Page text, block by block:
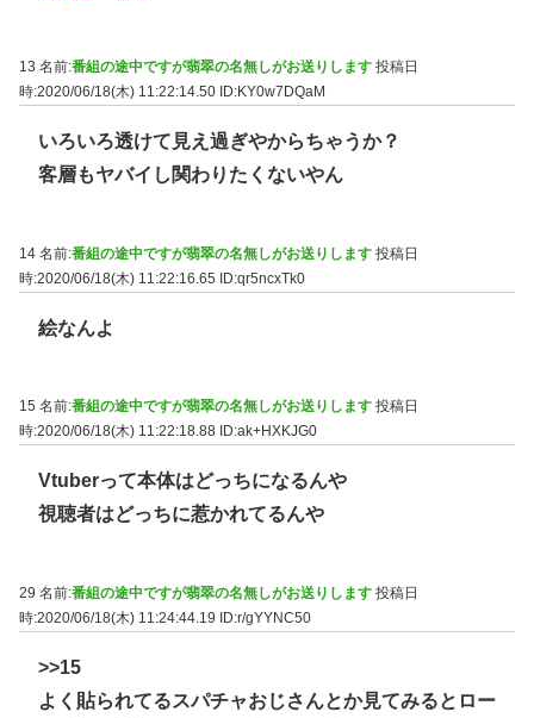
13 名前:番組の途中ですが翡翠の名無しがお送りします 投稿日
時:2020/06/18(木) 11:22:14.50 ID:KY0w7DQaM
いろいろ透けて見え過ぎやからちゃうか？
客層もヤバイし関わりたくないやん
14 名前:番組の途中ですが翡翠の名無しがお送りします 投稿日
時:2020/06/18(木) 11:22:16.65 ID:qr5ncxTk0
絵なんよ
15 名前:番組の途中ですが翡翠の名無しがお送りします 投稿日
時:2020/06/18(木) 11:22:18.88 ID:ak+HXKJG0
Vtuberって本体はどっちになるんや
視聴者はどっちに惹かれてるんや
29 名前:番組の途中ですが翡翠の名無しがお送りします 投稿日
時:2020/06/18(木) 11:24:44.19
ID:r/gYYNC50
>>15
よく貼られてるスパチャおじさんとか見てみるとロー